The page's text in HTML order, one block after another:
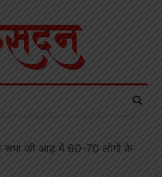
सभा की आड़ में 60-70 लोगों के